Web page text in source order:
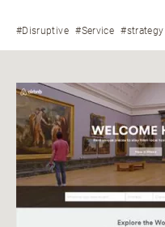
#Disruptive #Service #strategy